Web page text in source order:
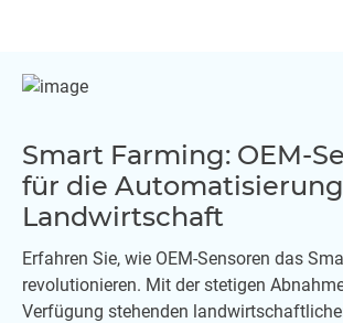
Smart Farming: OEM-
für die
Landwirtschaft
Erfahren Sie, wie OEM-Sensoren das
revolutionieren. Mit der stetigen
Verfügung stehenden